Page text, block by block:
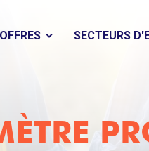
SECTEURS